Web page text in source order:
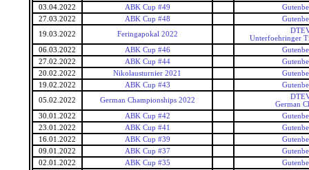
03.04.2022
ABK Cup #49
27.03.2022
ABK Cup #48
19.03.2022
Feringapokal 2022
Unterfoehringer
06.03.2022
ABK Cup #46
27.02.2022
ABK Cup #44
20.02.2022
Nikolausturnier 2021
19.02.2022
ABK Cup #43
05.02.2022
German Championships 2022
German
30.01.2022
ABK Cup #42
23.01.2022
ABK Cup #41
16.01.2022
ABK Cup #39
09.01.2022
ABK Cup #37
02.01.2022
ABK Cup #35